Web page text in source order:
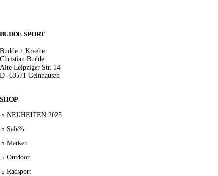
BUDDE-SPORT
Budde + Kraehe
Christian Budde
Alte Leipziger Str. 14
D- 63571 Gelnhausen
SHOP
NEUHEITEN 2025
Sale%
Marken
Outdoor
Radsport